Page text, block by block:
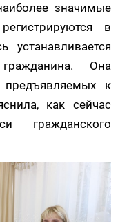
значимые
в
устанавливается
Она
предъявляемых к
как сейчас
гражданского